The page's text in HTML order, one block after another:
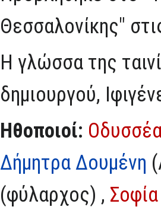
Θεσσαλονίκης"
Η γλώσσα της
δημιουργού,
Ηθοποιοί:
Δήμητρα Δουμένη
(φύλαρχος) ,